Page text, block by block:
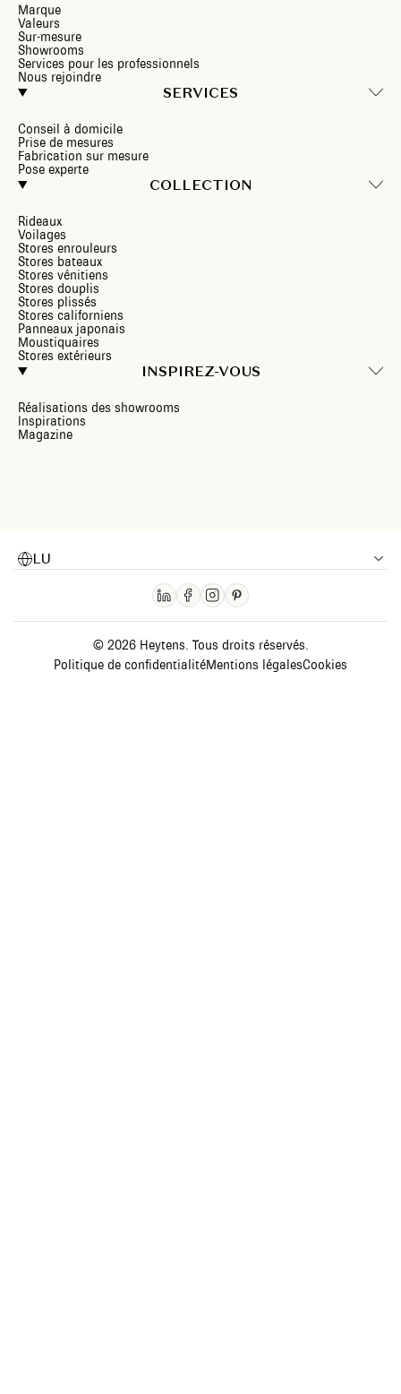
Marque
Valeurs
Sur-mesure
Showrooms
Services pour les professionnels
Nous rejoindre
SERVICES
Conseil à domicile
Prise de mesures
Fabrication sur mesure
Pose experte
COLLECTION
Rideaux
Voilages
Stores enrouleurs
Stores bateaux
Stores vénitiens
Stores douplis
Stores plissés
Stores californiens
Panneaux japonais
Moustiquaires
Stores extérieurs
INSPIREZ-VOUS
Réalisations des showrooms
Inspirations
Magazine
LU
© 2026 Heytens. Tous droits réservés.
Politique de confidentialitéMentions légalesCookies